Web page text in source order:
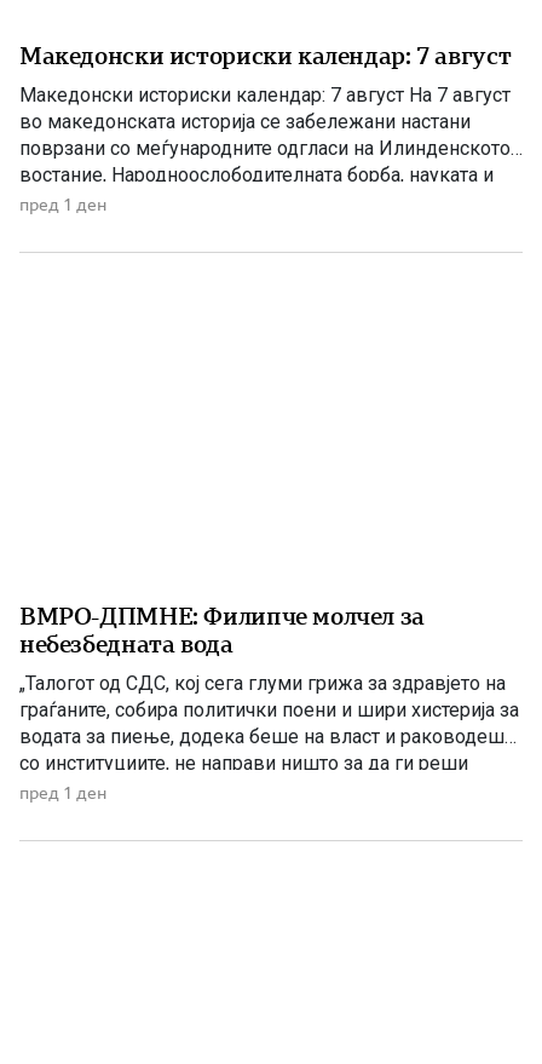
Македонски историски календар: 7 август
Македонски историски календар: 7 август На 7 август
во македонската историја се забележани настани
поврзани со меѓународните одгласи на Илинденското
востание, Народноослободителната борба, науката и
современата македонска уметност. 1903 – Европскиот
1903 година европската јавност ги добила првите
пред 1 ден
ВМРО-ДПМНЕ: Филипче молчел за
небезбедната вода
„Талогот од СДС, кој сега глуми грижа за здравјето на
граѓаните, собира политички поени и шири хистерија за
водата за пиење, додека беше на власт и раководеше
со институциите, не направи ништо за да ги реши
проблемите. Проблеми со квалитетот на водата за
министер за здравство, […]
пред 1 ден